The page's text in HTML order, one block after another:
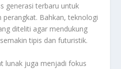
generasi terbaru untuk
perangkat. Bahkan, teknologi
diteliti agar mendukung
tipis dan futuristik.
lunak juga menjadi fokus